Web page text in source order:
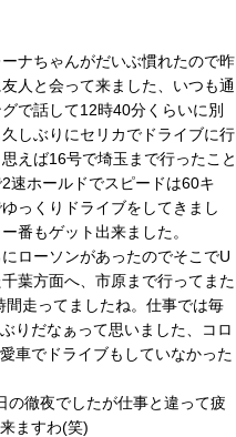
ナちゃんがだいぶ慣れたので昨
人と会って来ました、いつも通
で話して12時40分くらいに別
しぶりにセリカでドライブに行
えば16号で埼玉まで行ったこと
速ホールドでスピードは60キ
っくりドライブをしてきまし
番もゲット出来ました。
ローソンがあったのでそこでU
葉方面へ、市原まで行ってまた
間走ってましたね。仕事では毎
りだなぁって思いました、コロ
車でドライブもしていなかった
の徹夜でしたが仕事と違って疲
ますわ(笑)